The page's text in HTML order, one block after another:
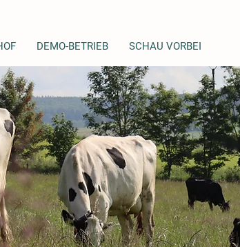
DEMO-BETRIEB SCHAU VORBEI